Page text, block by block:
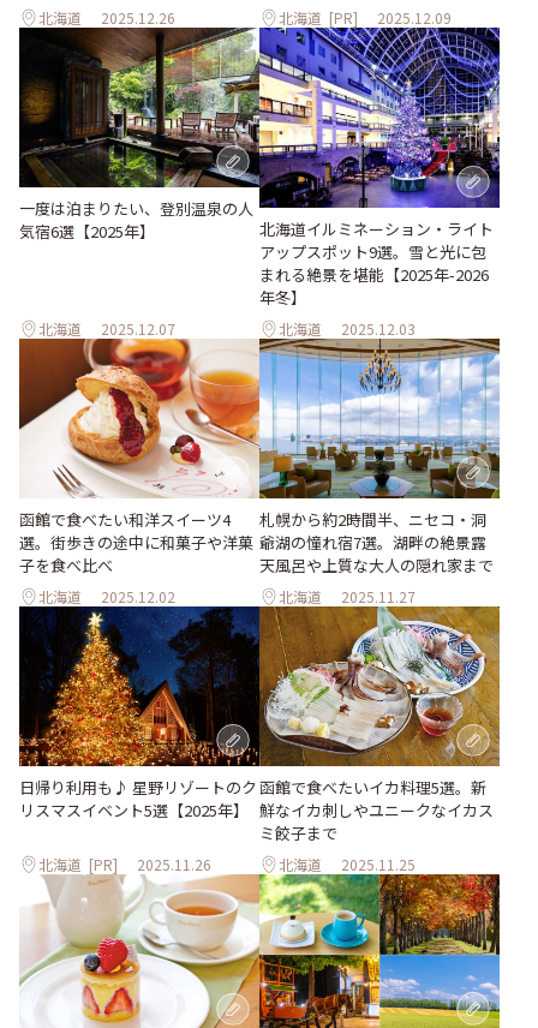
北海道 2025.12.26 北海道 [PR] 2025.12.09
一度は泊まりたい、登別温泉の人
気宿6選【2025年】
北海道 2025.12.07
北海道イルミネーション・ライト
アップスポット9選。雪と光に包
まれる絶景を堪能【2025年-2026
年冬】
北海道 2025.12.03
函館で食べたい和洋スイーツ4
選。街歩きの途中に和菓子や洋菓
子を食べ比べ
北海道 2025.12.02
札幌から約2時間半、ニセコ・洞
爺湖の憧れ宿7選。湖畔の絶景露
天風呂や上質な大人の隠れ家まで
北海道 2025.11.27
日帰り利用も♪ 星野リゾートのク
リスマスイベント5選【2025年】
北海道 [PR] 2025.11.26
函館で食べたいイカ料理5選。新
鮮なイカ刺しやユニークなイカス
ミ餃子まで
北海道 2025.11.25